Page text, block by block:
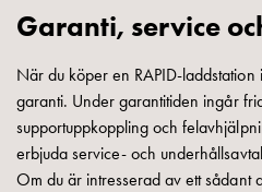
GARO
Entity
resa
inom
elbilsladdning
Garanti, service
När du köper en RAPID-laddstation
garanti. Under garantitiden ingår
supportuppkoppling och
erbjuda service- och
Om du är intresserad av ett sådant